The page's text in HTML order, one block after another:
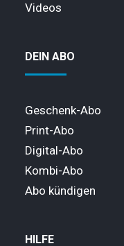
Videos
DEIN ABO
Geschenk-Abo
Print-Abo
Digital-Abo
Kombi-Abo
Abo kündigen
HILFE